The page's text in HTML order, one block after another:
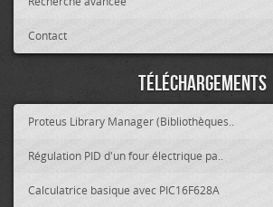
Contact
Téléchargements
Proteus Library Manager (Bibliothèques..
Régulation PID d'un four électrique pa..
Calculatrice basique avec PIC16F628A